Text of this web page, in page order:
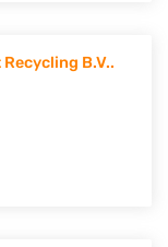
B.V..